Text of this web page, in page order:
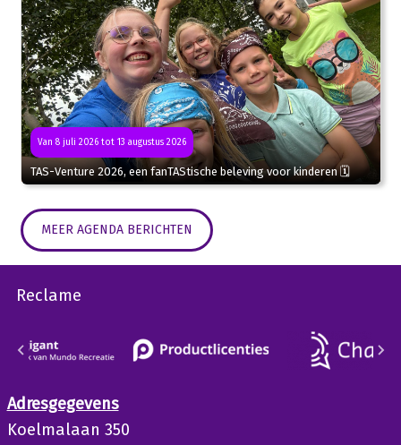
Van 8 juli 2026 tot 13 augustus 2026
TAS-Venture 2026, een fanTAStische beleving voor kinderen 🗓
MEER AGENDA BERICHTEN
Reclame
Adresgegevens
Koelmalaan 350